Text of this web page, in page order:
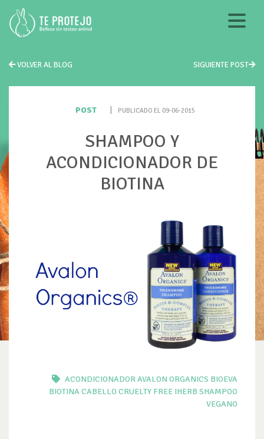
VOLVER AL BLOG SIGUIENTE POST
POST PUBLICADO EL 09-06-2015
SHAMPOO Y
ACONDICIONADOR DE
BIOTINA
ACONDICIONADORAVALON ORGANICS BIOEVA
BIOTINA CABELLO CRUELTY FREE IHERB SHAMPOO
VEGANO